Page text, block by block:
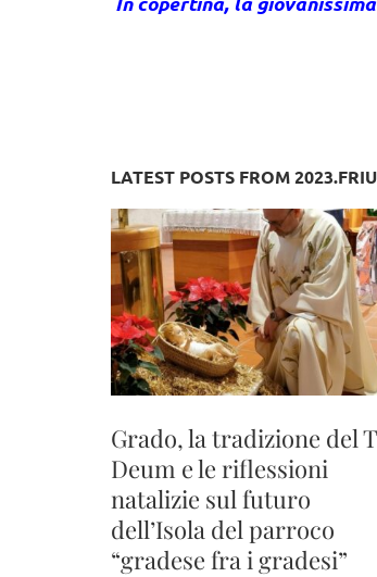
LATEST POSTS FROM
Grado, la tradizione del
Deum e le riflessioni
natalizie sul futuro
dell’Isola del parroco
“gradese fra i gradesi”